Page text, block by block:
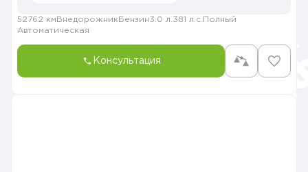
52762 км Внедорожник Бензин3.0 л. 381 л.с. Полный
Автоматическая
Консультация